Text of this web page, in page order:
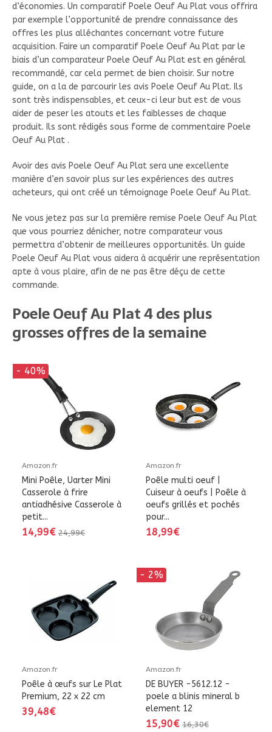
d’économies. Un comparatif Poele Oeuf Au Plat vous offrira
par exemple l’opportunité de prendre connaissance des
offres les plus alléchantes concernant votre future
acquisition. Faire un comparatif Poele Oeuf Au Plat par le
biais d’un comparateur Poele Oeuf Au Plat est en général
recommandé, car cela permet de bien choisir. Sur notre
guide, on a la de parcourir les avis Poele Oeuf Au Plat. Ils
sont très indispensables, et ceux-ci leur but est de vous
aider de peser les atouts et les faiblesses de chaque
produit. Ils sont rédigés sous forme de commentaire Poele
Oeuf Au Plat .
Avoir des avis Poele Oeuf Au Plat sera une excellente
manière d’en savoir plus sur les expériences des autres
acheteurs, qui ont créé un témoignage Poele Oeuf Au Plat.
Ne vous jetez pas sur la première remise Poele Oeuf Au Plat
que vous pourriez dénicher, notre comparateur vous
permettra d’obtenir de meilleures opportunités. Un guide
Poele Oeuf Au Plat vous aidera à acquérir une représentation
apte à vous plaire, afin de ne pas être déçu de cette
commande.
Poele Oeuf Au Plat 4 des plus
grosses offres de la semaine
- 40%
Amazon.fr
Mini Poêle, Uarter Mini
Casserole à frire
antiadhésive Casserole à
petit...
14,99€ 24,99€
Amazon.fr
Poêle multi oeuf |
Cuiseur à oeufs | Poêle à
oeufs grillés et pochés
pour...
18,99€
Amazon.fr
Poêle à œufs sur Le Plat
Premium, 22 x 22 cm
39,48€
- 2%
Amazon.fr
DE BUYER -5612.12 -
poele a blinis mineral b
element 12
15,90€ 16,30€